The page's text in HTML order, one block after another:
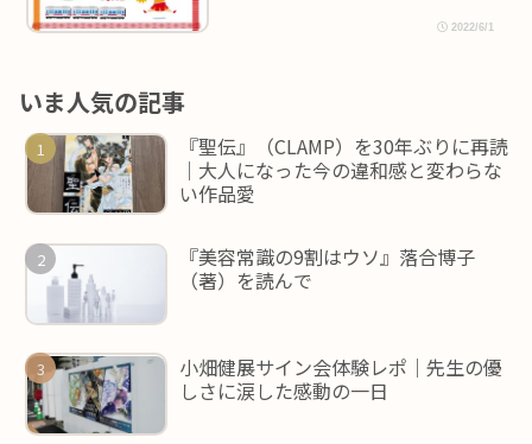
2022/6/1
いま人気の記事
『聖伝』（CLAMP）を30年ぶりに再読
｜大人になった今の違和感と変わらな
い作品愛
『美容常識の9割はウソ』落合博子
（著）を読んで
小畑健展サイン会体験レポ｜先生の優
しさに涙した感動の一日